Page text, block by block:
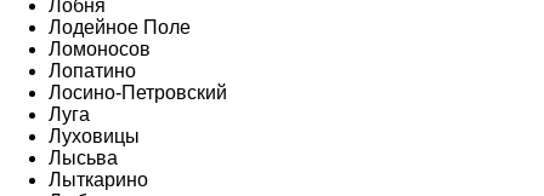
Лобня
Лодейное Поле
Ломоносов
Лопатино
Лосино-Петровский
Луга
Луховицы
Лысьва
Лыткарино